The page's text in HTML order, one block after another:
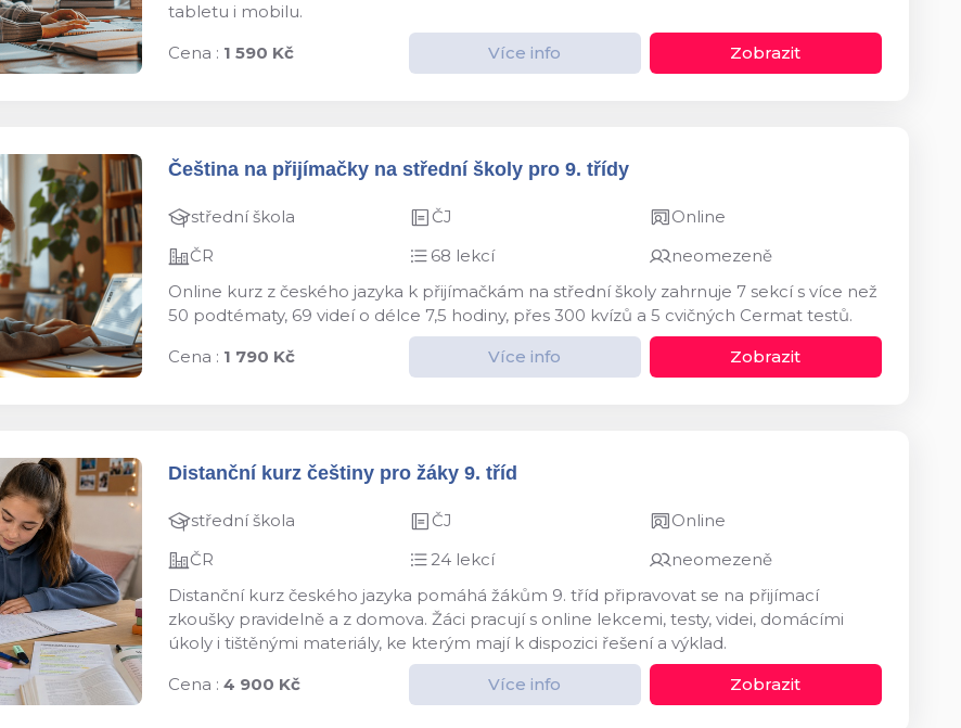
tabletu i mobilu.
Cena : 1 590 Kč Více info Zobrazit
Čeština na přijímačky na střední školy pro 9. třídy
střední škola ČJ
Online
ČR
68 lekcí
neomezeně
Online kurz z českého jazyka k přijímačkám na střední školy zahrnuje 7 sekcí s více než
50 podtématy, 69 videí o délce 7,5 hodiny, přes 300 kvízů a 5 cvičných Cermat testů.
Cena : 1 790 Kč Více info Zobrazit
Distanční kurz češtiny pro žáky 9. tříd
střední škola ČJ
Online
ČR
24 lekcí
neomezeně
Distanční kurz českého jazyka pomáhá žákům 9. tříd připravovat se na přijímací
zkoušky pravidelně a z domova. Žáci pracují s online lekcemi, testy, videi, domácími
úkoly i tištěnými materiály, ke kterým mají k dispozici řešení a výklad.
Cena : 4 900 Kč Více info Zobrazit